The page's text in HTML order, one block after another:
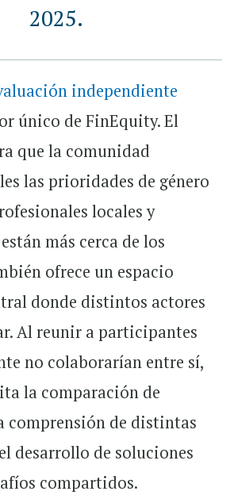
2025.
independiente
único de FinEquity. El
que la comunidad
las prioridades de género
locales y
más cerca de los
ofrece un espacio
donde distintos actores
Al reunir a participantes
no colaborarían entre sí,
la comparación de
comprensión de distintas
desarrollo de soluciones
compartidos.